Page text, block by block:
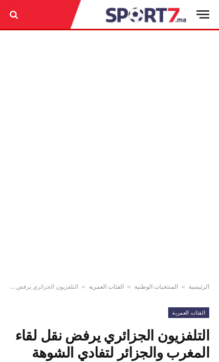
الرئيسية » المنتخبات الوطنية » الفئات العمرية » التلفزيون الجزائري يرفض نقل لقاء المغرب والجزائر لتفادي الشوهة
الفئات العمرية
التلفزيون الجزائري يرفض نقل لقاء
المغرب والجزائر لتفادي الشوهة